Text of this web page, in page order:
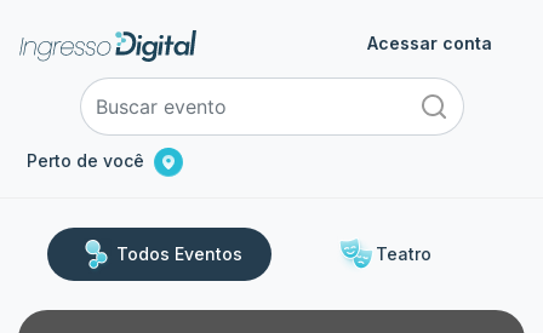
Perto de você
Acessar conta
Todos Eventos Teatro